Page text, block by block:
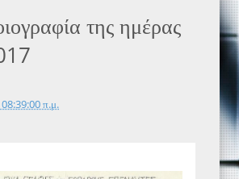
της ημέρας
π.μ.